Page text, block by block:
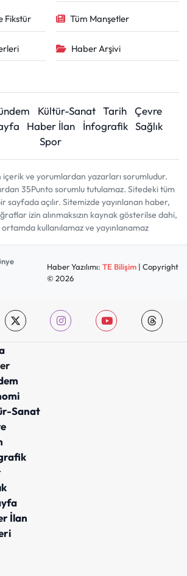
Fikstür Tüm Manşetler
Haber Arşivi
Kültür-Sanat Tarih
Çevre
Haber İlan İnfografik Sağlık
Spor
içerik ve yorumlardan yazarları sorumludur.
35Punto sorumlu tutulamaz. Sitedeki tüm
sayfada açılır. Sitemizde yayınlanan haber,
izin alınmaksızın kaynak gösterilse dahi,
kullanılamaz ve yayınlanamaz
Haber Yazılımı: TE Bilişim| Copyright
© 2026
Sanat
İlan